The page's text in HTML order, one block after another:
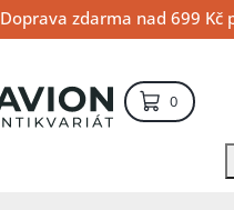
Doprava zdarma nad 699 Kč
0položek